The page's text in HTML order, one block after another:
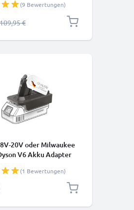
Slim 2500mAh von
- Einsteckbarer Akku
(9 Bewertungen)
Preis
109,95 €
20V oder Milwaukee
V6 Akku Adapter
(1 Bewertungen)